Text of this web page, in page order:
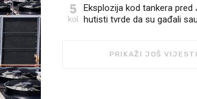
5
kol
Eksplozija kod tankera pred
hutisti tvrde da su gađali
PRIKAŽI JOŠ VIJESTI